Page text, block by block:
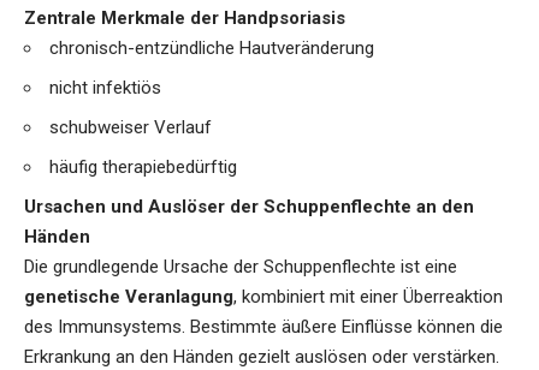
Zentrale Merkmale der Handpsoriasis
chronisch-entzündliche Hautveränderung
nicht infektiös
schubweiser Verlauf
häufig therapiebedürftig
Ursachen und Auslöser der Schuppenflechte an den
Händen
Die grundlegende Ursache der Schuppenflechte ist eine
genetische Veranlagung, kombiniert mit einer Überreaktion
des Immunsystems. Bestimmte äußere Einflüsse können die
Erkrankung an den Händen gezielt auslösen oder verstärken.